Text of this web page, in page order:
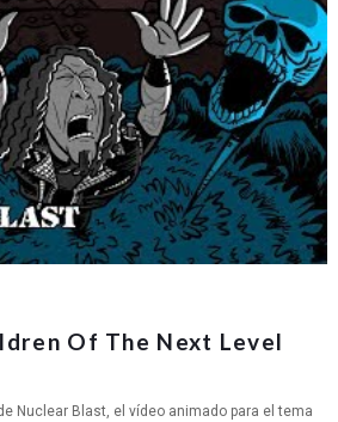
Of The Next Level
Nuclear Blast, el vídeo animado para el tema